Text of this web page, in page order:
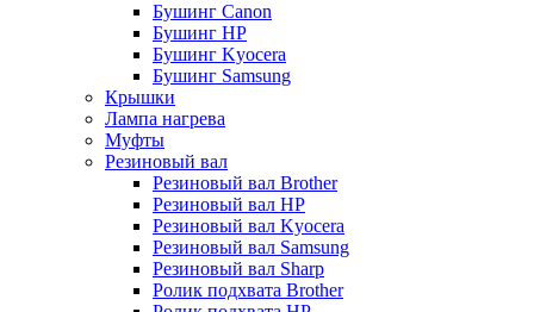
Бушинг Canon
Бушинг HP
Бушинг Kyocera
Бушинг Samsung
Крышки
Лампа нагрева
Муфты
Резиновый вал
Резиновый вал Brother
Резиновый вал HP
Резиновый вал Kyocera
Резиновый вал Samsung
Резиновый вал Sharp
Ролик подхвата Brother